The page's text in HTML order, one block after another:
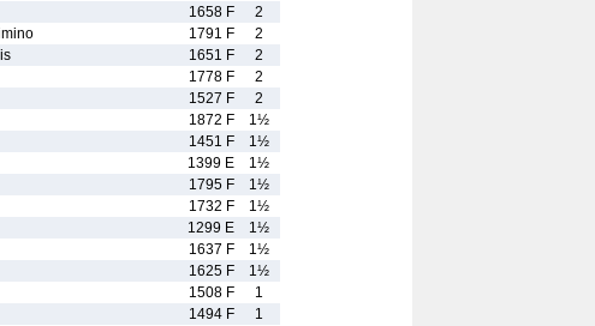
1658 F
2
1791 F
2
1651 F
2
1778 F
2
1527 F
2
1872 F
1½
1451 F
1½
1399 E
1½
1795 F
1½
1732 F
1½
1299 E
1½
1637 F
1½
1625 F
1½
1508 F
1
1494 F
1